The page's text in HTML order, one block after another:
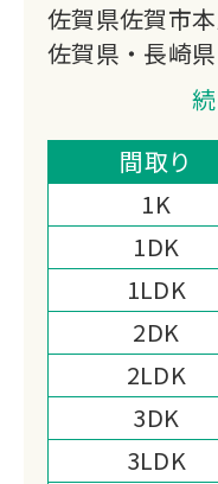
佐賀県佐賀市
佐賀県・長崎
前整理・特殊
遺品整理士の
タル遺品整理
まで幅広く担
携と損害保険
る理由です。
間取り
1K
1DK
1LDK
2DK
2LDK
3DK
3LDK